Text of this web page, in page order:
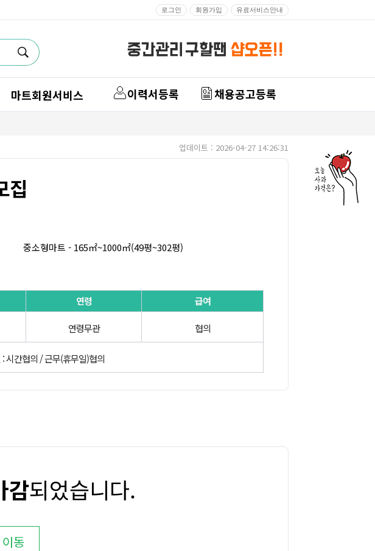
로그인 회원가입 유료서비스안내
마트회원서비스 이력서등록 채용공고등록
업데이트 : 2026-04-27 14:26:31
집
중소형마트 - 165㎡~1000㎡(49평~302평)
연령 급여
연령무관 협의
시간협의 / 근무(휴무일)협의
감되었습니다.
동